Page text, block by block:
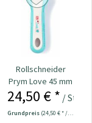
Rollschneider
Prym Love 45 mm
24,50 € * / Stück
Grundpreis (24,50 € * / 1 Stück)